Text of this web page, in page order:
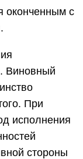
оконченным с
Виновный
При
исполнения
стороны